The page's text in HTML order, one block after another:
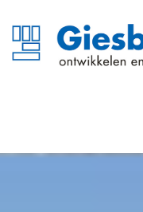
Grootste